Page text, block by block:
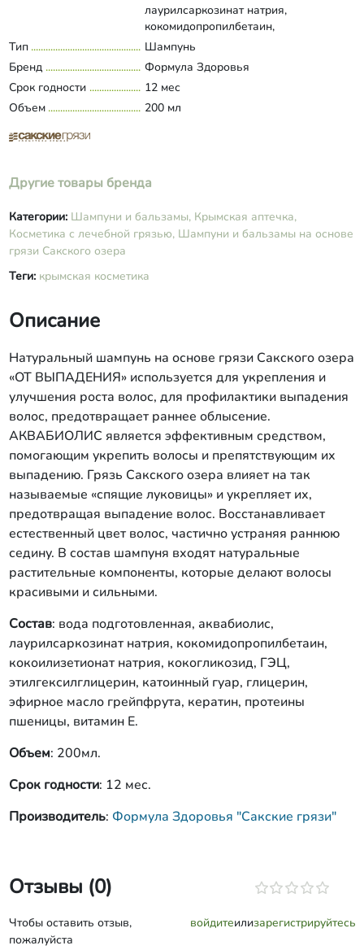
лаурилсаркозинат натрия,
кокомидопропилбетаин,
кокоилизетионат натрия,
кокогликозид, ГЭЦ,
этилгексилглицерин, катоинный гуар,
глицерин, эфирное масло грейпфрута,
кератин, протеины пшеницы, витамин
Развернуть состав
Тип
Шампунь
Бренд
Формула Здоровья
Срок годности
12 мес
Объем
200 мл
Другие товары бренда
Категории: Шампуни и бальзамы, Крымская аптечка,
Косметика с лечебной грязью, Шампуни и бальзамы на основе
грязи Сакского озера
Теги: крымская косметика
Описание
Натуральный шампунь на основе грязи Сакского озера
«ОТ ВЫПАДЕНИЯ» используется для укрепления и
улучшения роста волос, для профилактики выпадения
волос, предотвращает раннее облысение.
АКВАБИОЛИС является эффективным средством,
помогающим укрепить волосы и препятствующим их
выпадению. Грязь Сакского озера влияет на так
называемые «спящие луковицы» и укрепляет их,
предотвращая выпадение волос. Восстанавливает
естественный цвет волос, частично устраняя раннюю
седину. В состав шампуня входят натуральные
растительные компоненты, которые делают волосы
красивыми и сильными.
Состав: вода подготовленная, аквабиолис,
лаурилсаркозинат натрия, кокомидопропилбетаин,
кокоилизетионат натрия, кокогликозид, ГЭЦ,
этилгексилглицерин, катоинный гуар, глицерин,
эфирное масло грейпфрута, кератин, протеины
пшеницы, витамин Е.
Объем: 200мл.
Срок годности: 12 мес.
Производитель: Формула Здоровья "Сакские грязи"
Отзывы (0)
Чтобы оставить отзыв,
пожалуйста
войдитеилизарегистрируйтесь